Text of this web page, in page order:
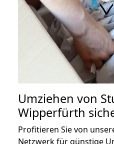
Umziehen von
Wipperfürth
Profitieren Sie von
Netzwerk für günstige